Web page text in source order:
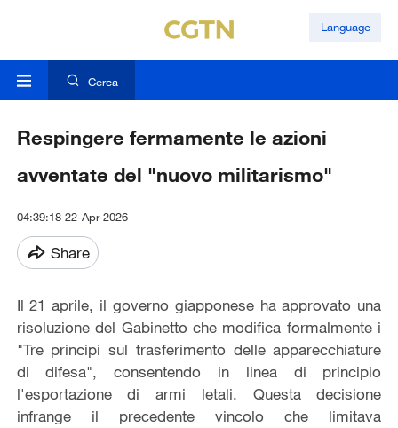
Language
Cerca
Respingere fermamente le azioni
avventate del "nuovo militarismo"
04:39:18 22-Apr-2026
Share
Il 21 aprile, il governo giapponese ha approvato una
risoluzione del Gabinetto che modifica formalmente i
"Tre principi sul trasferimento delle apparecchiature
di difesa", consentendo in linea di principio
l'esportazione di armi letali. Questa decisione
infrange il precedente vincolo che limitava